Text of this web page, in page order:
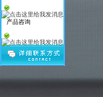
产品咨询